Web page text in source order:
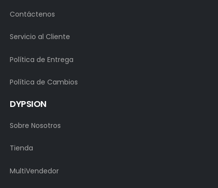
Contáctenos
Servicio al Cliente
Política de Entrega
Política de Cambios
DYPSION
Sobre Nosotros
Tienda
MultiVendedor